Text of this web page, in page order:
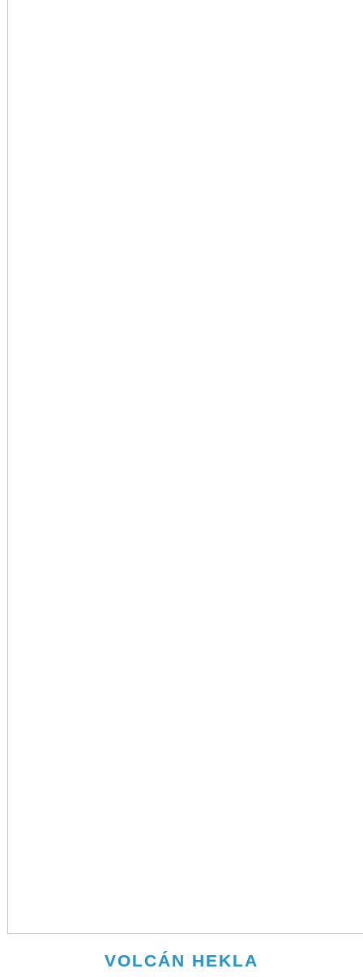
VOLCÁN HEKLA